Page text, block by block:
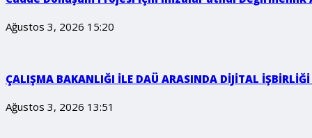
Ağustos 3, 2026 15:20
ÇALIŞMA BAKANLIĞI İLE DAÜ ARASINDA DİJİTAL
Ağustos 3, 2026 13:51